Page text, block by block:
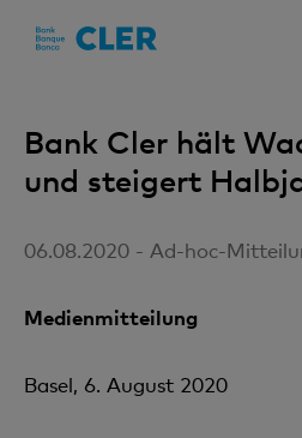
Bank Cler hält
und steigert
06.08.2020 - Ad-hoc-
Medienmitteilung
Basel, 6. August 2020